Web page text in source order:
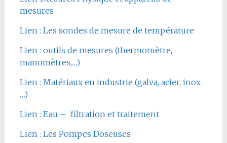
mesures
Lien : Les sondes de mesure de température
Lien : outils de mesures (thermomètre,
manomètres,…)
Lien : Matériaux en industrie (galva, acier, inox
…)
Lien : Eau – filtration et traitement
Lien : Les Pompes Doseuses